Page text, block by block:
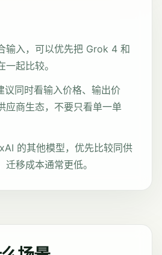
输入，可以优先把 Grok 4 和
起比较。
同时看输入价格、输出价
应商生态，不要只看单一单
的其他模型，优先比较同供
移成本通常更低。